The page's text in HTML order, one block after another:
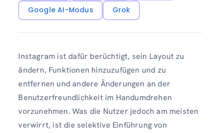
Google AI-Modus
Grok
Instagram ist dafür berüchtigt, sein Layout zu
ändern, Funktionen hinzuzufügen und zu
entfernen und andere Änderungen an der
Benutzerfreundlichkeit im Handumdrehen
vorzunehmen. Was die Nutzer jedoch am meisten
verwirrt, ist die selektive Einführung von